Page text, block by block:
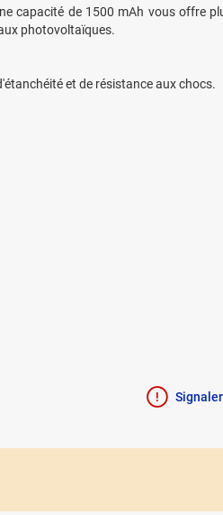
capacité de 1500 mAh vous offre
photovoltaïques.
et de résistance aux chocs.